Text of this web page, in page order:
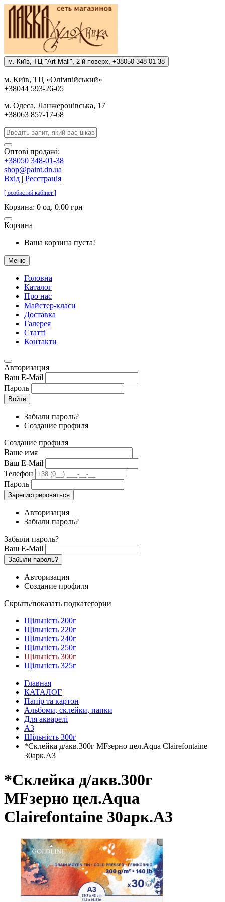
м. Киïв, ТЦ "Art Mall", 2-й поверх, +38050 348-01-38
м. Киïв, ТЦ «Олiмпiйський»
+38044 593-26-05
м. Одеса, Ланжеронiвська, 17
+38063 857-17-68
Оптові продажі:
+38050 348-01-38
shop@paint.dn.ua
Вхід | Реєстрація
[ особистий кабінет ]
Корзина: 0 од. 0.00 грн
Корзина
Ваша корзина пуста!
Меню
Головна
Каталог
Про нас
Майстер-класи
Доставка
Галерея
Статтi
Контакти
Авторизация
Ваш E-Mail
Пароль
Войти
Забыли пароль?
Создание профиля
Создание профиля
Ваше имя
Ваш E-Mail
Телефон
Пароль
Зарегистрироваться
Авторизация
Забыли пароль?
Забыли пароль?
Ваш E-Mail
Забыли пароль?
Авторизация
Создание профиля
Скрыть/показать подкатегории
Щільність 200г
Щільність 220г
Щільність 240г
Щільність 250г
Щільність 300г
Щільність 325г
Главная
КАТАЛОГ
Папір та картон
Альбоми, склейки, папки
Для акварелі
А3
Щільність 300г
*Склейка д/акв.300г MFзерно цел.Aqua Clairefontaine
30арк.А3
*Склейка д/акв.300г
MFзерно цел.Aqua
Clairefontaine 30арк.А3